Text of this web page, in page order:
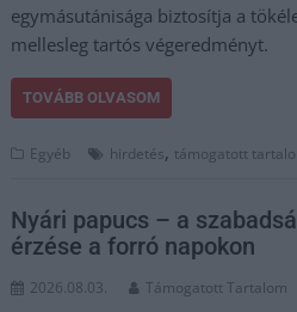
egymásutánisága biztosítja a
mellesleg tartós végeredményt.
TOVÁBB OLVASOM
Egyéb hirdetés, támogatott
Nyári papucs – a
érzése a forró napokon
2026.08.03. Támogatott Tartalom